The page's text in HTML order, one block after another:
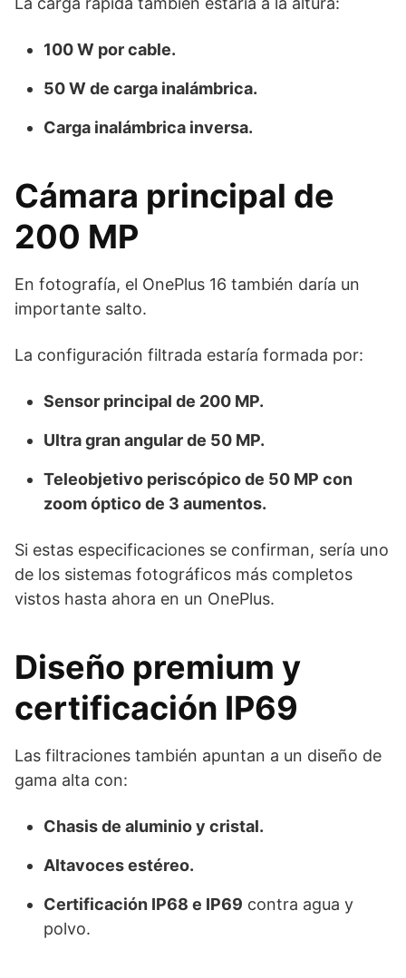
100 W por cable.
50 W de carga inalámbrica.
Carga inalámbrica inversa.
Cámara principal de
200 MP
En fotografía, el OnePlus 16 también daría un
importante salto.
La configuración filtrada estaría formada por:
Sensor principal de 200 MP.
Ultra gran angular de 50 MP.
Teleobjetivo periscópico de 50 MP con
zoom óptico de 3 aumentos.
Si estas especificaciones se confirman, sería uno
de los sistemas fotográficos más completos
vistos hasta ahora en un OnePlus.
Diseño premium y
certificación IP69
Las filtraciones también apuntan a un diseño de
gama alta con:
Chasis de aluminio y cristal.
Altavoces estéreo.
Certificación IP68 e IP69 contra agua y
polvo.